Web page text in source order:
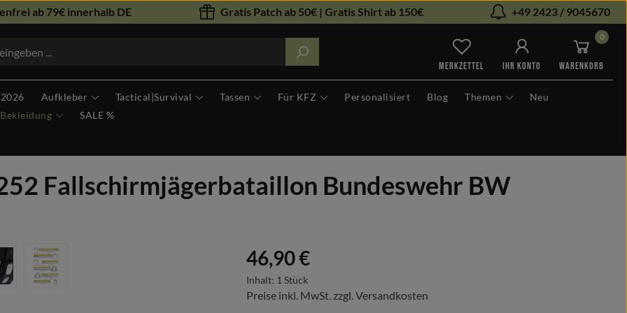
ab 79€ innerhalb DE Gratis Patch ab 50€ | Gratis Shirt ab 150€ +49 2423 / 9045670
Du hast 0 Produkte auf dem
MERKZETTEL IHR KONTO
0
WARENKORB
Aufkleber Tactical|Survival Tassen Für KFZ Personalisiert Blog Themen
Neu
Bekleidung SALE %
Fallschirmjägerbataillon Bundeswehr BW
Regulärer Preis:
46,90 €
Inhalt: 1 Stück
Preise inkl. MwSt. zzgl. Versandkosten